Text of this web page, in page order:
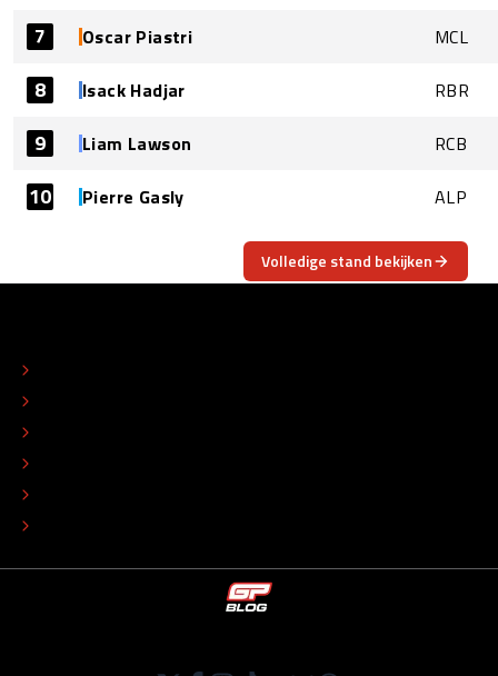
7 Oscar Piastri MCL
8 Isack Hadjar RBR
9 Liam Lawson RCB
10 Pierre Gasly ALP
Volledige stand bekijken